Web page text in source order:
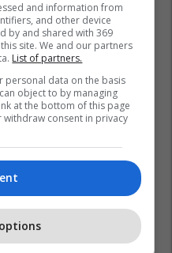
and information from
and other device
by and shared with 369
site. We and our partners
List of partners.
personal data on the basis
object to by managing
at the bottom of this page
consent in privacy